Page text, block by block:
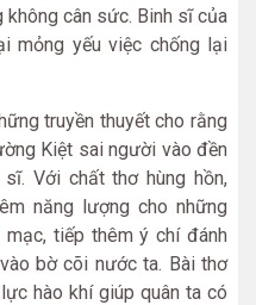
cân sức. Binh sĩ của
mỏng yếu việc chống lại
truyền thuyết cho rằng
Kiệt sai người vào đền
Với chất thơ hùng hồn,
năng lượng cho những
tiếp thêm ý chí đánh
bờ cõi nước ta. Bài thơ
hào khí giúp quân ta có